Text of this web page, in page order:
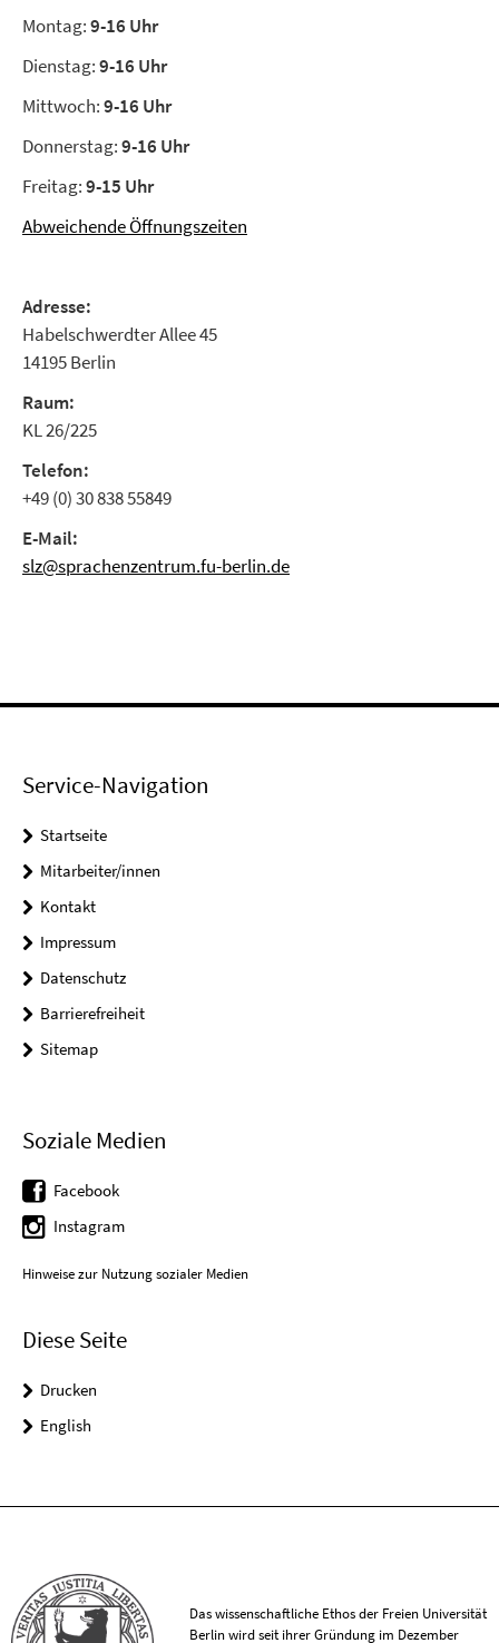
Montag:9-16 Uhr
Dienstag:9-16 Uhr
Mittwoch:9-16 Uhr
Donnerstag:9-16 Uhr
Freitag:9-15 Uhr
Abweichende Öffnungszeiten
Adresse:
Habelschwerdter Allee 45
14195 Berlin
Raum:
KL 26/225
Telefon:
+49 (0) 30 838 55849
E-Mail:
slz@sprachenzentrum.fu-berlin.de
Service-Navigation
Startseite
Mitarbeiter/innen
Kontakt
Impressum
Datenschutz
Barrierefreiheit
Sitemap
Soziale Medien
Facebook
Instagram
Hinweise zur Nutzung sozialer Medien
Diese Seite
Drucken
English
Das wissenschaftliche Ethos der Freien Universität
Berlin wird seit ihrer Gründung im Dezember